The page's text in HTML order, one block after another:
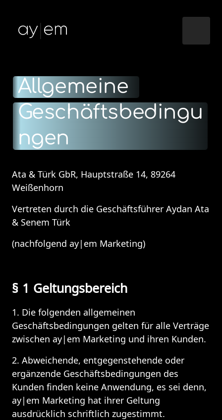
Geschäftsbedingu
ngen
Ata & Türk GbR, Hauptstraße 14, 89264
Weißenhorn
Vertreten durch die Geschäftsführer Aydan Ata
& Senem Türk
(nachfolgend ay|em Marketing)
§ 1 Geltungsbereich
1. Die folgenden allgemeinen
Geschäftsbedingungen gelten für alle Verträge
zwischen ay|em Marketing und ihren Kunden.
2. Abweichende, entgegenstehende oder
ergänzende Geschäftsbedingungen des
Kunden finden keine Anwendung, es sei denn,
ay|em Marketing hat ihrer Geltung
ausdrücklich schriftlich zugestimmt.